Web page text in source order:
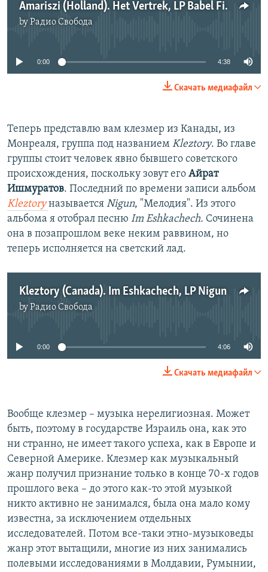
Amariszi (Holland). Het Vertrek, LP Babel Fish
byРадио Свобода
No media source currently available
0:00 4:38
Скачать медиафайл
Теперь представлю вам клезмер из Канады, из
Монреаля, группа под названием Kleztory. Во главе
группы стоит человек явно бывшего советского
происхождения, поскольку зовут его Айрат
Ишмуратов. Последний по времени записи альбом
Kleztory называется Nigun, "Мелодия". Из этого
альбома я отобрал песню Im Eshkachech. Сочинена
она в позапрошлом веке неким раввином, но
теперь исполняется на светский лад.
Kleztory (Canada). Im Eshkachech, LP Nigun
byРадио Свобода
No media source currently available
0:00 4:06
Скачать медиафайл
Вообще клезмер – музыка нерелигиозная. Может
быть, поэтому в государстве Израиль она, как это
ни странно, не имеет такого успеха, как в Европе и
Северной Америке. Клезмер как музыкальный
жанр получил признание только в конце 70-х годов
прошлого века – до этого как-то этой музыкой
никто активно не занимался, была она мало кому
известна, за исключением отдельных
исследователей. Потом все-таки этно-музыковеды
жанр этот вытащили, многие из них занимались
полевыми исследованиями в Молдавии, Румынии,